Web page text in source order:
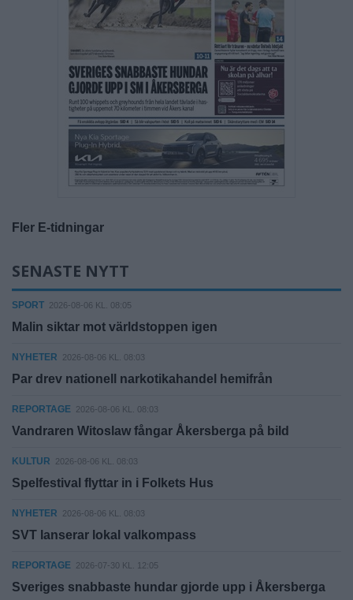
Fler E-tidningar
SENASTE NYTT
SPORT 2026-08-06 KL. 08:05
Malin siktar mot världstoppen igen
NYHETER 2026-08-06 KL. 08:03
Par drev nationell narkotikahandel hemifrån
REPORTAGE 2026-08-06 KL. 08:03
Vandraren Witoslaw fångar Åkersberga på bild
KULTUR 2026-08-06 KL. 08:03
Spelfestival flyttar in i Folkets Hus
NYHETER 2026-08-06 KL. 08:03
SVT lanserar lokal valkompass
REPORTAGE 2026-07-30 KL. 12:05
Sveriges snabbaste hundar gjorde upp i Åkersberga